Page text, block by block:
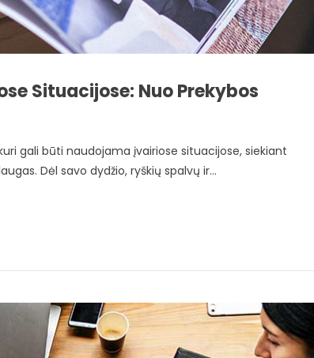
Situacijose: Nuo Prekybos
gali būti naudojama įvairiose situacijose, siekiant
Dėl savo dydžio, ryškių spalvų ir...